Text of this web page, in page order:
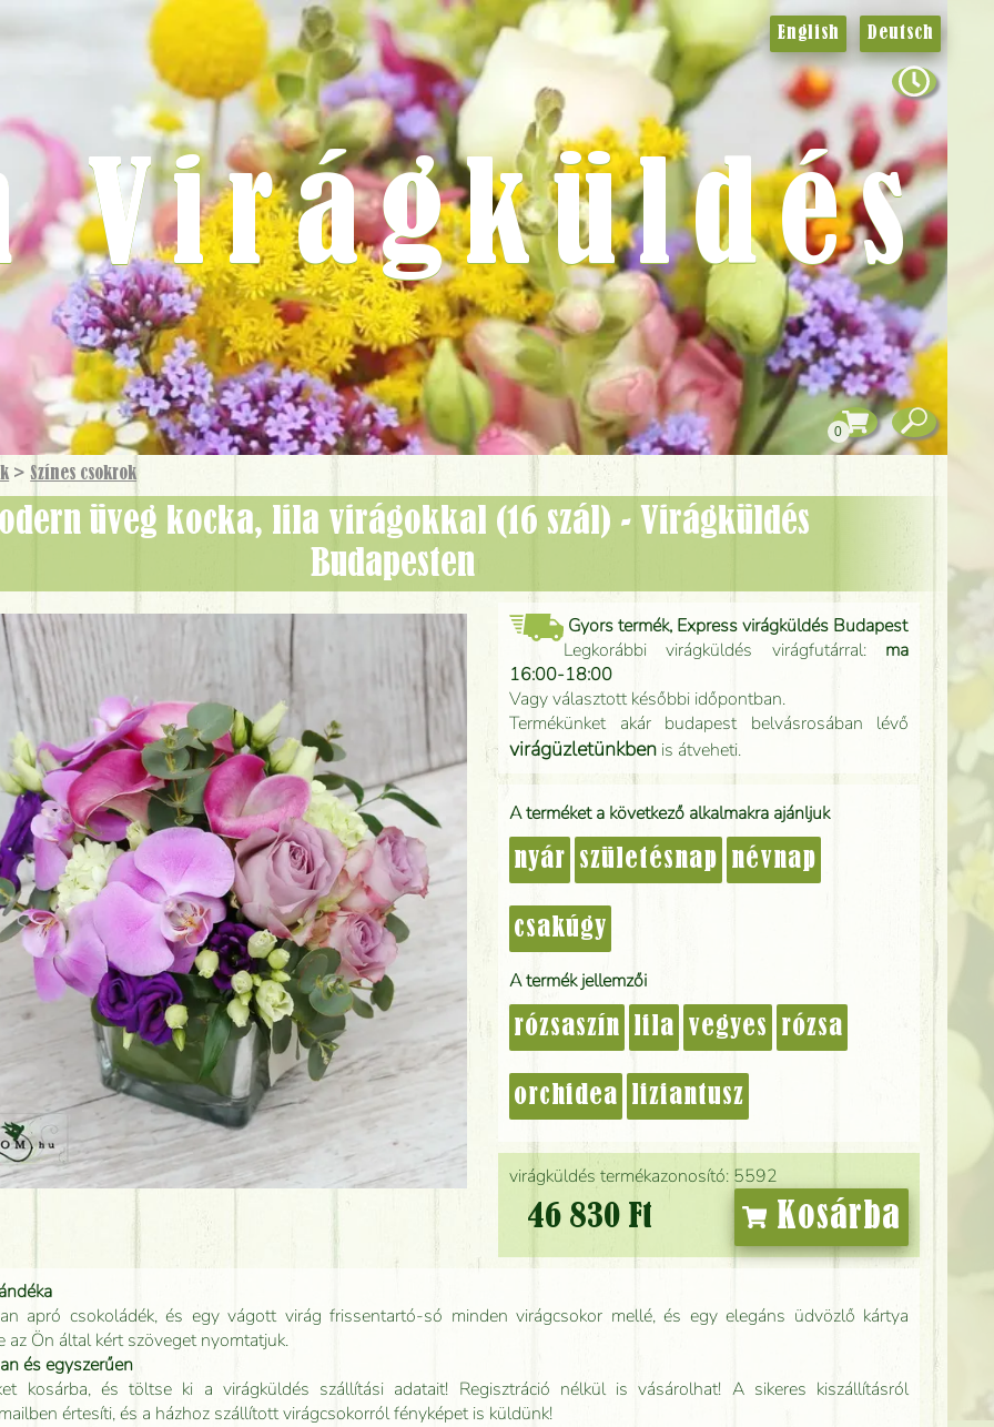
>Színes csokrok
Budapesten
virágküldés termékazonosító: 5592
46 830 Ft Kosárba
Gyors termék, Express virágküldés Budapest
Legkorábbi virágküldés virágfutárral: ma
16:00-18:00
Vagy választott későbbi időpontban.
Termékünket akár budapest belvásrosában lévő
virágüzletünkben is átveheti.
A terméket a következő alkalmakra ajánljuk
nyár születésnap névnap
csakúgy
A termék jellemzői
rózsaszín lila vegyes rózsa
orchidea liziantusz
apró csokoládék, és egy vágott virág frissentartó-só minden virágcsokor mellé, és egy elegáns üdvözlő kártya
az Ön által kért szöveget nyomtatjuk.
és egyszerűen
kosárba, és töltse ki a virágküldés szállítási adatait! Regisztráció nélkül is vásárolhat! A sikeres kiszállításról
értesíti, és a házhoz szállított virágcsokorról fényképet is küldünk!
English Deutsch
Virágküldés
0